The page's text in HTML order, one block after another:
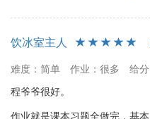
饮冰室主人
难度：简单
作业：很多 给
程爷爷很好。
作业就是课本习题全做完，基